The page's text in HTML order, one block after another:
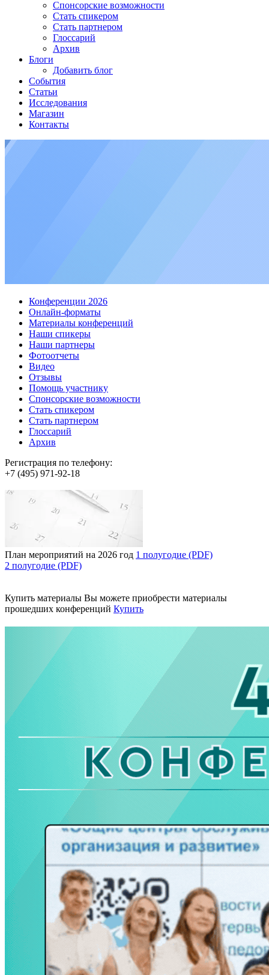
Спонсорские возможности
Стать спикером
Стать партнером
Глоссарий
Архив
Блоги
Добавить блог
События
Статьи
Исследования
Магазин
Контакты
Конференции 2026
Онлайн-форматы
Материалы конференций
Наши спикеры
Наши партнеры
Фотоотчеты
Видео
Отзывы
Помощь участнику
Спонсорские возможности
Стать спикером
Стать партнером
Глоссарий
Архив
Регистрация по телефону:
+7 (495) 971-92-18
План мероприятий на 2026 год 1 полугодие (PDF)
2 полугодие (PDF)
Купить материалы Вы можете приобрести материалы
прошедших конференций Купить